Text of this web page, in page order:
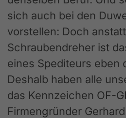
sich auch bei den
vorstellen: Doch
Schraubendreher ist
eines Spediteurs eben
Deshalb haben alle
das Kennzeichen OF-
Firmengründer